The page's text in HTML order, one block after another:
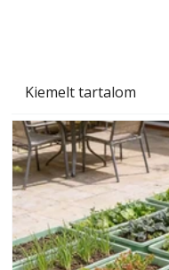
Kiemelt tartalom